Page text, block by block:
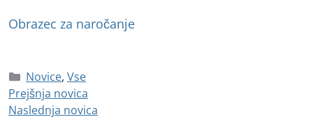
Obrazec za naročanje
Novice, Vse
Prejšnja novica
Naslednja novica